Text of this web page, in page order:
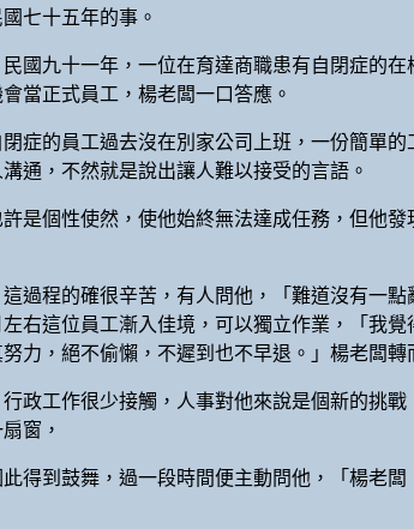
七十五年的事。
國九十一年，一位在育達商職患有自閉症的
當正式員工，楊老闆一口答應。
症的員工過去沒在別家公司上班，一份簡單
通，不然就是說出讓人難以接受的言語。
是個性使然，使他始終無法達成任務，但他
程的確很辛苦，有人問他，「難道沒有一點
右這位員工漸入佳境，可以獨立作業，「我
力，絕不偷懶，不遲到也不早退。」楊老闆轉
政工作很少接觸，人事對他來說是個新的挑
窗，
得到鼓舞，過一段時間便主動問他，「楊老